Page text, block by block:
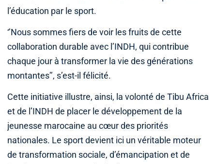
l’éducation par le sport.
‘’Nous sommes fiers de voir les fruits de cette
collaboration durable avec l’INDH, qui contribue
chaque jour à transformer la vie des générations
montantes’’, s’est-il félicité.
Cette initiative illustre, ainsi, la volonté de Tibu Africa
et de l’INDH de placer le développement de la
jeunesse marocaine au cœur des priorités
nationales. Le sport devient ici un véritable moteur
de transformation sociale, d’émancipation et de